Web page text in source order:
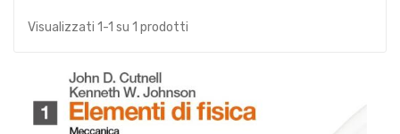
Visualizzati 1-1 su 1 prodotti